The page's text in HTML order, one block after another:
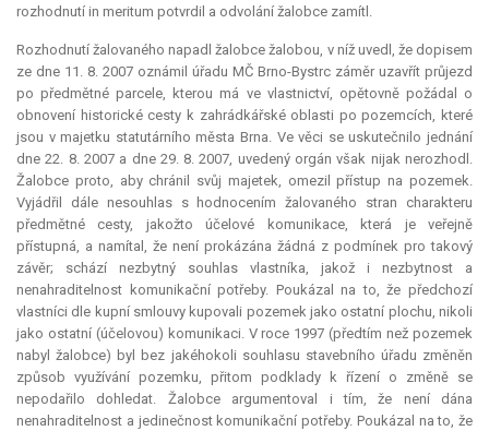
rozhodnutí in meritum potvrdil a odvolání žalobce zamítl.
Rozhodnutí žalovaného napadl žalobce žalobou, v níž uvedl, že dopisem
ze dne 11. 8. 2007 oznámil úřadu MČ Brno-Bystrc záměr uzavřít průjezd
po předmětné parcele, kterou má ve vlastnictví, opětovně požádal o
obnovení historické cesty k zahrádkářské oblasti po pozemcích, které
jsou v majetku statutárního města Brna. Ve věci se uskutečnilo jednání
dne 22. 8. 2007 a dne 29. 8. 2007, uvedený orgán však nijak nerozhodl.
Žalobce proto, aby chránil svůj majetek, omezil přístup na pozemek.
Vyjádřil dále nesouhlas s hodnocením žalovaného stran charakteru
předmětné cesty, jakožto účelové komunikace, která je veřejně
přístupná, a namítal, že není prokázána žádná z podmínek pro takový
závěr; schází nezbytný souhlas vlastníka, jakož i nezbytnost a
nenahraditelnost komunikační potřeby. Poukázal na to, že předchozí
vlastníci dle kupní smlouvy kupovali pozemek jako ostatní plochu, nikoli
jako ostatní (účelovou) komunikaci. V roce 1997 (předtím než pozemek
nabyl žalobce) byl bez jakéhokoli souhlasu stavebního úřadu změněn
způsob využívání pozemku, přitom podklady k řízení o změně se
nepodařilo dohledat. Žalobce argumentoval i tím, že není dána
nenahraditelnost a jedinečnost komunikační potřeby. Poukázal na to, že